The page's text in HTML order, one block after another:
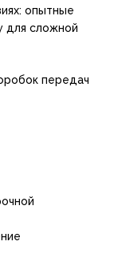
опытные
для сложной
передач